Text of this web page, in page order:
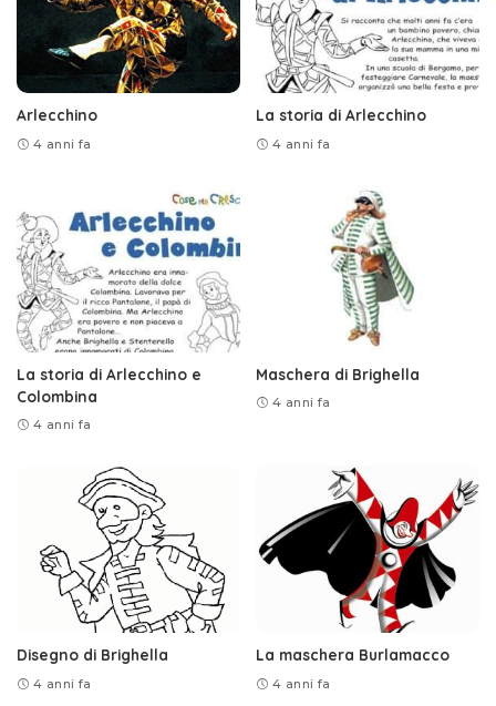
Arlecchino
4 anni fa
La storia di Arlecchino
4 anni fa
La storia di Arlecchino e
Colombina
4 anni fa
Maschera di Brighella
4 anni fa
Disegno di Brighella
4 anni fa
La maschera Burlamacco
4 anni fa